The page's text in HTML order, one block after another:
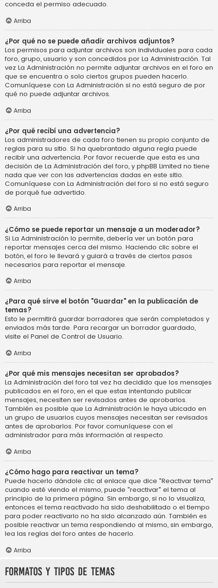
conceda el permiso adecuado.
Arriba
¿Por qué no se puede añadir archivos adjuntos?
Los permisos para adjuntar archivos son individuales para cada
foro, grupo, usuario y son concedidos por La Administración. Tal
vez La Administración no permite adjuntar archivos en el foro en
que se encuentra o solo ciertos grupos pueden hacerlo.
Comuníquese con La Administración si no está seguro de por
qué no puede adjuntar archivos.
Arriba
¿Por qué recibí una advertencia?
Los administradores de cada foro tienen su propio conjunto de
reglas para su sitio. Si ha quebrantado alguna regla puede
recibir una advertencia. Por favor recuerde que esta es una
decisión de La Administración del foro, y phpBB Limited no tiene
nada que ver con las advertencias dadas en este sitio.
Comuníquese con La Administración del foro si no está seguro
de porqué fue advertido.
Arriba
¿Cómo se puede reportar un mensaje a un moderador?
Si La Administración lo permite, debería ver un botón para
reportar mensajes cerca del mismo. Haciendo clic sobre el
botón, el foro le llevará y guiará a través de ciertos pasos
necesarios para reportar el mensaje.
Arriba
¿Para qué sirve el botón "Guardar" en la publicación de
temas?
Esto le permitirá guardar borradores que serán completados y
enviados más tarde. Para recargar un borrador guardado,
visite el Panel de Control de Usuario.
Arriba
¿Por qué mis mensajes necesitan ser aprobados?
La Administración del foro tal vez ha decidido que los mensajes
publicados en el foro, en el que estas intentando publicar
mensajes, necesiten ser revisados antes de aprobarlos.
También es posible que La Administración le haya ubicado en
un grupo de usuarios cuyos mensajes necesitan ser revisados
antes de aprobarlos. Por favor comuníquese con el
administrador para más información al respecto.
Arriba
¿Cómo hago para reactivar un tema?
Puede hacerlo dándole clic al enlace que dice "Reactivar tema"
cuando esté viendo el mismo, puede "reactivar" el tema al
principio de la primera página. Sin embargo, si no lo visualiza,
entonces el tema reactivado ha sido deshabilitado o el tiempo
para poder reactivarlo no ha sido alcanzado aún. También es
posible reactivar un tema respondiendo al mismo, sin embargo,
lea las reglas del foro antes de hacerlo.
Arriba
Formatos y tipos de temas